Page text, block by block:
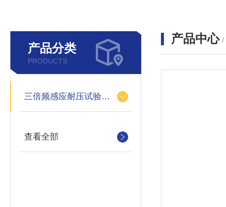
产品分类
PRODUCTS
三倍频感应耐压试验装置
查看全部
产品中心 /